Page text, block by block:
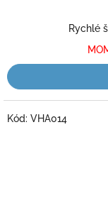
Rychlé
Kód: VHA014